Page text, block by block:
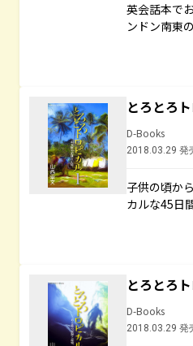
英会話本で
ンドン南東
とろとろ
D-Books
2018.03.29 発
子供の頃か
カルな45日
とろとろ
D-Books
2018.03.29 発